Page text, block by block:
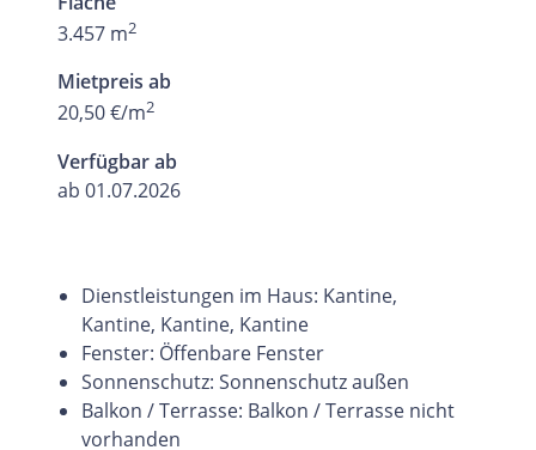
3.457 m2
Mietpreis ab
20,50 €/m2
Verfügbar ab
ab 01.07.2026
Dienstleistungen im Haus: Kantine,
Kantine, Kantine, Kantine
Fenster: Öffenbare Fenster
Sonnenschutz: Sonnenschutz außen
Balkon / Terrasse: Balkon / Terrasse nicht
vorhanden